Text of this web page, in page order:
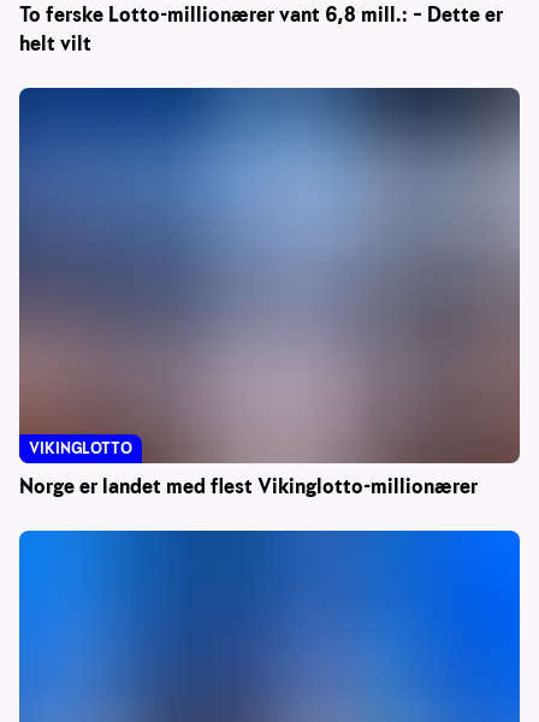
To ferske Lotto-millionærer vant 6,8 mill.: – Dette er
helt vilt
Norge er landet med flest Vikinglotto-millionærer
VIKINGLOTTO